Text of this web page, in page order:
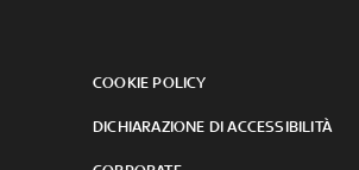
COOKIE POLICY
DICHIARAZIONE DI ACCESSIBILITÀ